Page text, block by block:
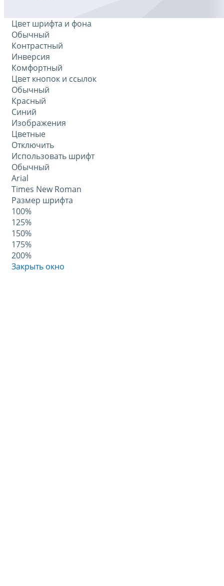
Цвет шрифта и фона
Обычный
Контрастный
Инверсия
Комфортный
Цвет кнопок и ссылок
Обычный
Красный
Синий
Изображения
Цветные
Отключить
Использовать шрифт
Обычный
Arial
Times New Roman
Размер шрифта
100%
125%
150%
175%
200%
Закрыть окно